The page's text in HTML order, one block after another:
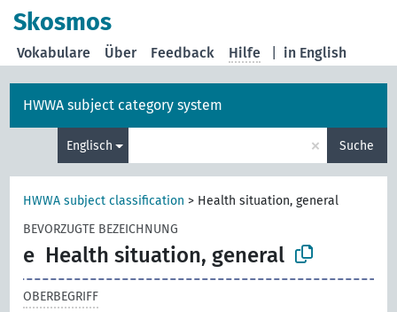
Skosmos
in English
Vokabulare Über Feedback Hilfe
HWWA subject category system
Englisch × Suche
HWWA subject classification > Health situation, general
BEVORZUGTE BEZEICHNUNG
e Health situation, general
OBERBEGRIFF